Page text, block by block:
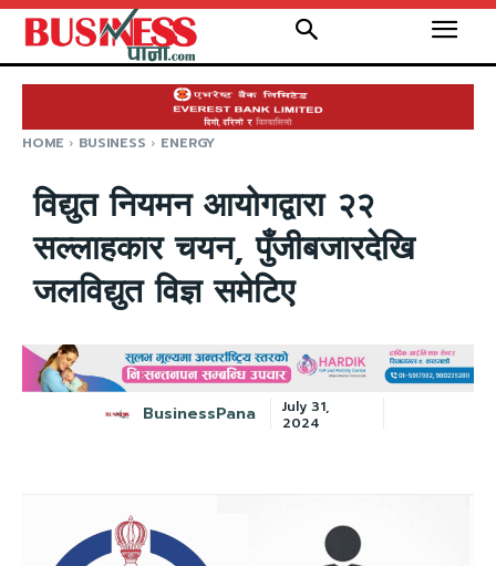
HOME BUSINESS ENERGY
विद्युत नियमन आयोगद्वारा २२
सल्लाहकार चयन, पुँजीबजारदेखि
जलविद्युत विज्ञ समेटिए
BusinessPana
July 31,
2024